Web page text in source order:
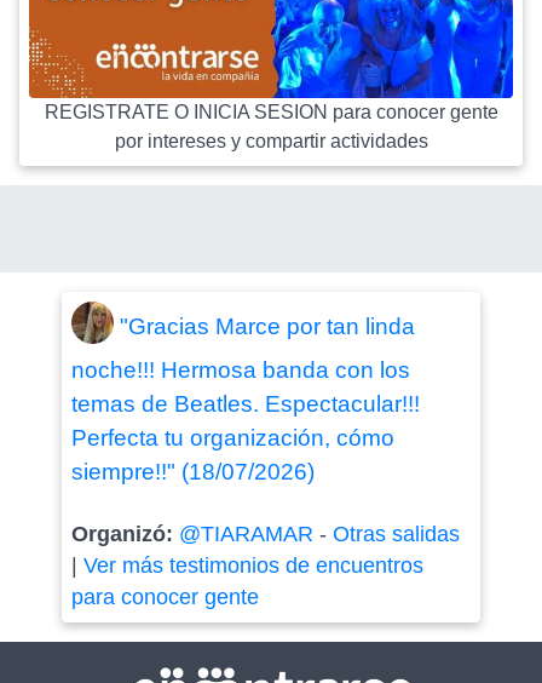
REGISTRATE O INICIA SESION para conocer gente
por intereses y compartir actividades
"Gracias Marce por tan linda
noche!!! Hermosa banda con los
temas de Beatles. Espectacular!!!
Perfecta tu organización, cómo
siempre!!" (18/07/2026)
Organizó: @TIARAMAR - Otras salidas
Ver más testimonios de encuentros
para conocer gente